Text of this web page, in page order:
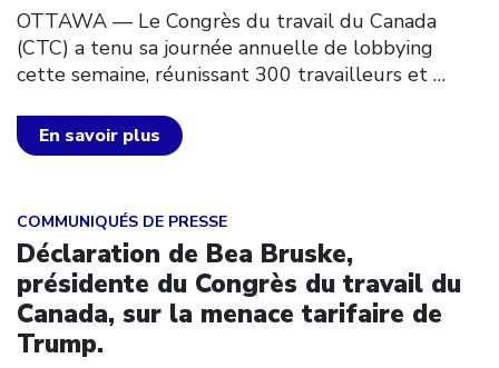
OTTAWA –– Le Congrès du travail du Canada
(CTC) a tenu sa journée annuelle de lobbying
cette semaine, réunissant 300 travailleurs et …
En savoir plus
COMMUNIQUÉS DE PRESSE
Déclaration de Bea Bruske,
présidente du Congrès du travail du
Canada, sur la menace tarifaire de
Trump.
Click to open the link